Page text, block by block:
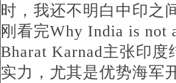
时，我还不明白中印之
刚看完Why India is not
Bharat Karnad主张印
实力，尤其是优势海军